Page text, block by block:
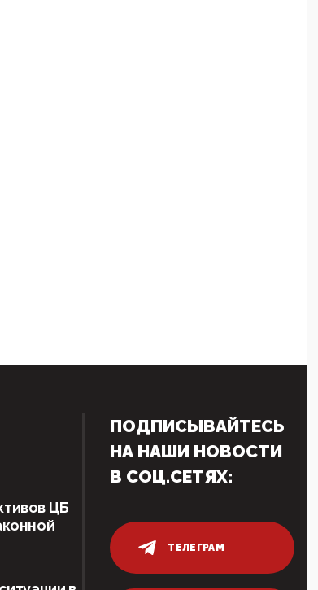
ЦБ
ПОДПИСЫВАЙТЕСЬ
НА НАШИ НОВОСТИ
В СОЦ.СЕТЯХ:
ТЕЛЕГРАМ